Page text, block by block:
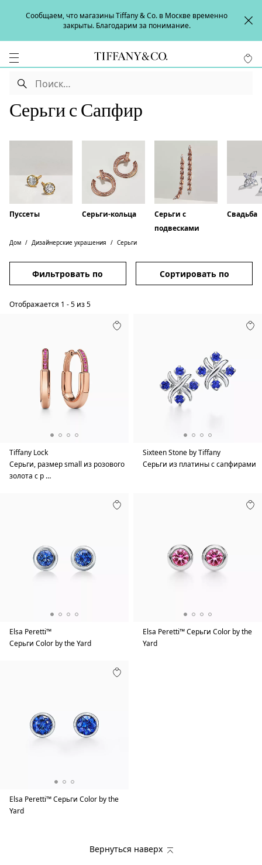
Сообщаем, что магазины Tiffany & Co. в Москве временно
закрыты. Благодарим за понимание.
Серьги с Сапфир
Пуссеты Серьги-кольца
Серьги с
подвесками
Свадьба
Дом Дизайнерские украшения Серьги
Фильтровать по Сортировать по
Отображается 1 -5 из5
Tiffany Lock
Серьги, размер small из розового
золота с р …
Sixteen Stone by Tiffany
Серьги из платины с сапфирами
Elsa Peretti™
Серьги Color by the Yard
Elsa Peretti™ Серьги Color by the
Yard
Elsa Peretti™ Серьги Color by the
Yard
Вернуться наверх